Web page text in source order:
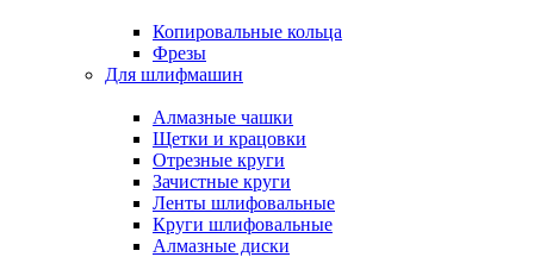
Копировальные кольца
Фрезы
Для шлифмашин
Алмазные чашки
Щетки и крацовки
Отрезные круги
Зачистные круги
Ленты шлифовальные
Круги шлифовальные
Алмазные диски